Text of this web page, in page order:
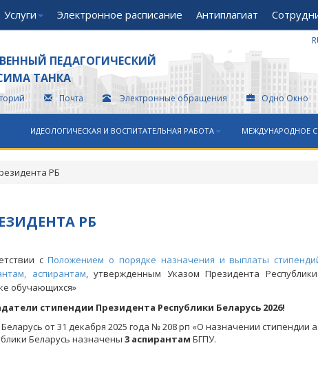
Услуги Электронное расписание Антиплагиат
ПЕДАГОГИЧЕСКИЙ
ТАНКА
Почта Электронные обращения Одно Окно
МЕЖДУНАРОДНОЕ
ИДЕОЛОГИЧЕСКАЯ И ВОСПИТАТЕЛЬНАЯ РАБОТА
РБ
РБ
сПоложением о порядке назначения и выплаты
аспирантам, утвержденным Указом Президента
обучающихся»
стипендии Президента Республики Беларусь 2026!
от 31 декабря 2025 года № 208 рп «О назначении стипендии
Беларусь назначены 3 аспирантам БГПУ.